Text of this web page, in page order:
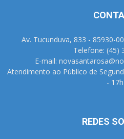
Av. Tucunduva, 833 - 85930-
Telefone: (45)
E-mail:
Atendimento ao Público de
- 17h
REDES